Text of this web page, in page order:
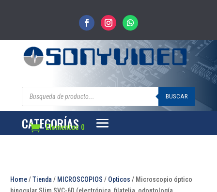
Búsqueda
BUSCAR
Elementos 0
CATEGORÍAS
Home/Tienda / MICROSCOPIOS / Opticos / Microscopio óptico
binocular Slim SVC-6D (electrónica, filatelia, odontología,